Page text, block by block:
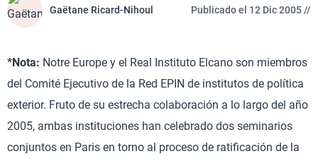
Gaëtane Ricard-Nihoul Publicado el 12 Dic 2005 //
*Nota: Notre Europe y el Real Instituto Elcano son miembros
del Comité Ejecutivo de la Red EPIN de institutos de política
exterior. Fruto de su estrecha colaboración a lo largo del año
2005, ambas instituciones han celebrado dos seminarios
conjuntos en Paris en torno al proceso de ratificación de la